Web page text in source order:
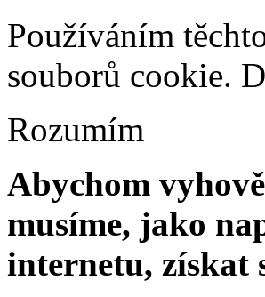
Používáním
souborů cookie.
Rozumím
Abychom
musíme, jako
internetu, získat